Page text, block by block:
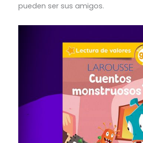
pueden ser sus amigos.